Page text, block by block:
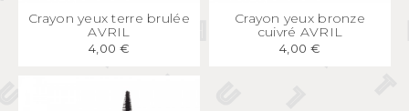
APERÇU RAPIDE
Crayon yeux terre brulée
AVRIL
4,00 €
APERÇU
Crayon yeux bronze
cuivré AVRIL
4,00 €